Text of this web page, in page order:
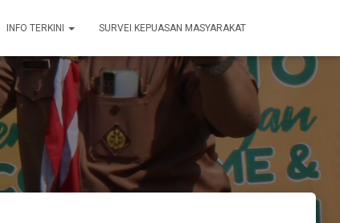
INFO TERKINI SURVEI KEPUASAN MASYARAKAT